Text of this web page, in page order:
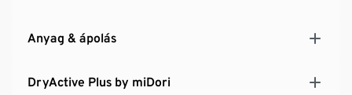
Anyag & ápolás
DryActive Plus by miDori